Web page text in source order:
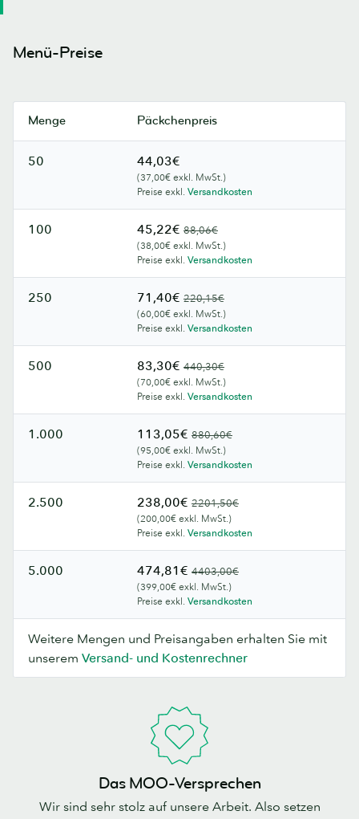
Menü-Preise
Menge Päckchenpreis
50 44,03€
(37,00€ exkl. MwSt.)
Preise exkl. Versandkosten
100 45,22€ 88,06€
(38,00€ exkl. MwSt.)
Preise exkl. Versandkosten
250 71,40€ 220,15€
(60,00€ exkl. MwSt.)
Preise exkl. Versandkosten
500 83,30€ 440,30€
(70,00€ exkl. MwSt.)
Preise exkl. Versandkosten
1.000 113,05€ 880,60€
(95,00€ exkl. MwSt.)
Preise exkl. Versandkosten
2.500 238,00€ 2201,50€
(200,00€ exkl. MwSt.)
Preise exkl. Versandkosten
5.000 474,81€ 4403,00€
(399,00€ exkl. MwSt.)
Preise exkl. Versandkosten
Weitere Mengen und Preisangaben erhalten Sie mit
unserem Versand- und Kostenrechner
Das MOO-Versprechen
Wir sind sehr stolz auf unsere Arbeit. Also setzen